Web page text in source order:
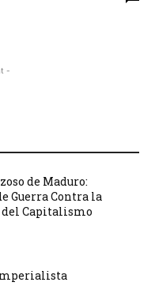
-
de Maduro:
Guerra Contra la
del Capitalismo